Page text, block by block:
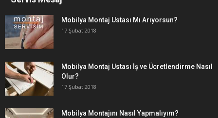
Mobilya Montaj Ustası Mı Arıyorsun?
17 Şubat 2018
Mobilya Montaj Ustası İş ve Ücretlendirme Nasıl
Olur?
17 Şubat 2018
Mobilya Montajını Nasıl Yapmalıyım?